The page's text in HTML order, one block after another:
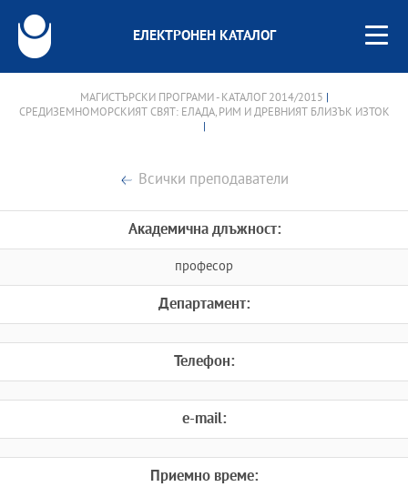
ЕЛЕКТРОНЕН КАТАЛОГ
МАГИСТЪРСКИ ПРОГРАМИ - КАТАЛОГ 2014/2015
СРЕДИЗЕМНОМОРСКИЯТ СВЯТ: ЕЛАДА, РИМ И ДРЕВНИЯТ БЛИЗЪК ИЗТОК
Всички преподаватели
Академична длъжност:
професор
Департамент:
Телефон:
e-mail:
Приемно време: